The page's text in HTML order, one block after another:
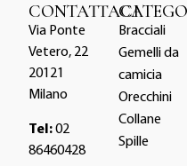
CONTATTACI
Via Ponte
Vetero, 22
20121
Milano
Tel: 02
86460428
Bracciali
Gemelli da
camicia
Orecchini
Collane
Spille